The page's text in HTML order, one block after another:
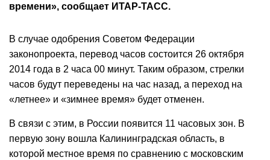
времени», сообщает ИТАР-ТАСС.
В случае одобрения Советом Федерации
законопроекта, перевод часов состоится 26 октября
2014 года в 2 часа 00 минут. Таким образом, стрелки
часов будут переведены на час назад, а переход на
«летнее» и «зимнее время» будет отменен.
В связи с этим, в России появится 11 часовых зон. В
первую зону вошла Калининградская область, в
которой местное время по сравнению с московским